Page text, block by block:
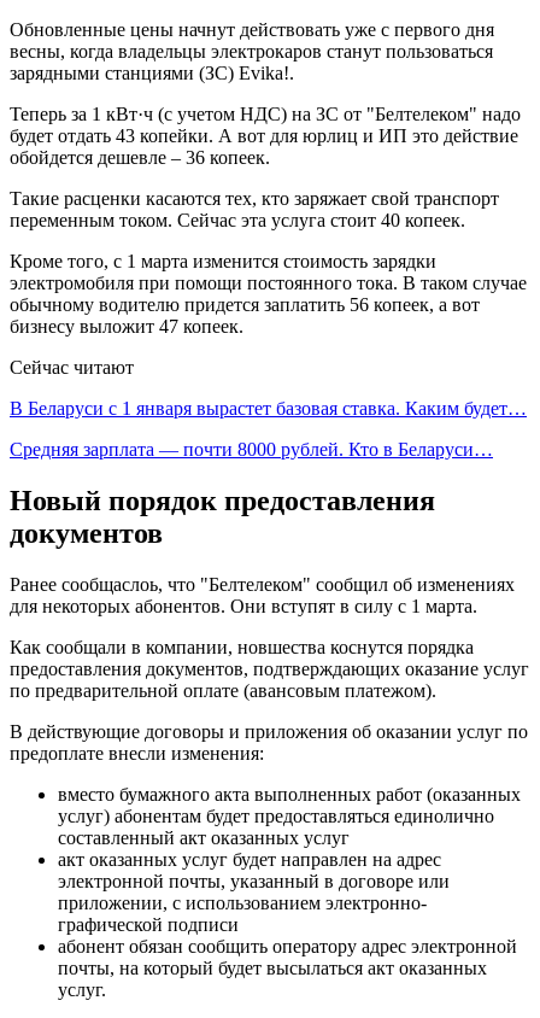
Обновленные цены начнут действовать уже с первого дня
весны, когда владельцы электрокаров станут пользоваться
зарядными станциями (ЗС) Evika!.
Теперь за 1 кВт·ч (с учетом НДС) на ЗС от "Белтелеком" надо
будет отдать 43 копейки. А вот для юрлиц и ИП это действие
обойдется дешевле – 36 копеек.
Такие расценки касаются тех, кто заряжает свой транспорт
переменным током. Сейчас эта услуга стоит 40 копеек.
Кроме того, с 1 марта изменится стоимость зарядки
электромобиля при помощи постоянного тока. В таком случае
обычному водителю придется заплатить 56 копеек, а вот
бизнесу выложит 47 копеек.
Сейчас читают
В Беларуси с 1 января вырастет базовая ставка. Каким будет…
Средняя зарплата — почти 8000 рублей. Кто в Беларуси…
Новый порядок предоставления
документов
Ранее сообщаслоь, что "Белтелеком" сообщил об изменениях
для некоторых абонентов. Они вступят в силу с 1 марта.
Как сообщали в компании, новшества коснутся порядка
предоставления документов, подтверждающих оказание услуг
по предварительной оплате (авансовым платежом).
В действующие договоры и приложения об оказании услуг по
предоплате внесли изменения:
вместо бумажного акта выполненных работ (оказанных
услуг) абонентам будет предоставляться единолично
составленный акт оказанных услуг
акт оказанных услуг будет направлен на адрес
электронной почты, указанный в договоре или
приложении, с использованием электронно-
графической подписи
абонент обязан сообщить оператору адрес электронной
почты, на который будет высылаться акт оказанных
услуг.